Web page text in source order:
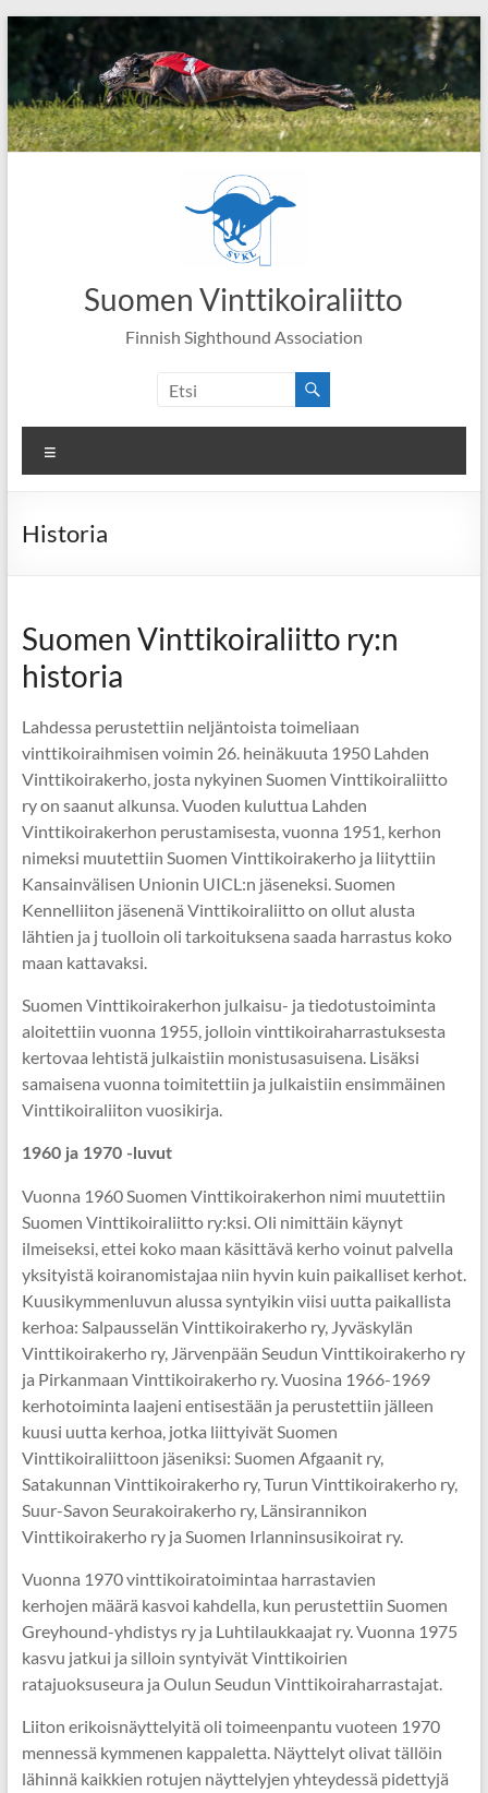
to
content
Suomen Vinttikoiraliitto
Finnish Sighthound Association
Historia
Suomen Vinttikoiraliitto ry:n
historia
Lahdessa perustettiin neljäntoista toimeliaan
vinttikoiraihmisen voimin 26. heinäkuuta 1950 Lahden
Vinttikoirakerho, josta nykyinen Suomen Vinttikoiraliitto
ry on saanut alkunsa. Vuoden kuluttua Lahden
Vinttikoirakerhon perustamisesta, vuonna 1951, kerhon
nimeksi muutettiin Suomen Vinttikoirakerho ja liityttiin
Kansainvälisen Unionin UICL:n jäseneksi. Suomen
Kennelliiton jäsenenä Vinttikoiraliitto on ollut alusta
lähtien ja j tuolloin oli tarkoituksena saada harrastus koko
maan kattavaksi.
Suomen Vinttikoirakerhon julkaisu- ja tiedotustoiminta
aloitettiin vuonna 1955, jolloin vinttikoiraharrastuksesta
kertovaa lehtistä julkaistiin monistusasuisena. Lisäksi
samaisena vuonna toimitettiin ja julkaistiin ensimmäinen
Vinttikoiraliiton vuosikirja.
1960 ja 1970 -luvut
Vuonna 1960 Suomen Vinttikoirakerhon nimi muutettiin
Suomen Vinttikoiraliitto ry:ksi. Oli nimittäin käynyt
ilmeiseksi, ettei koko maan käsittävä kerho voinut palvella
yksityistä koiranomistajaa niin hyvin kuin paikalliset kerhot.
Kuusikymmenluvun alussa syntyikin viisi uutta paikallista
kerhoa: Salpausselän Vinttikoirakerho ry, Jyväskylän
Vinttikoirakerho ry, Järvenpään Seudun Vinttikoirakerho ry
ja Pirkanmaan Vinttikoirakerho ry. Vuosina 1966-1969
kerhotoiminta laajeni entisestään ja perustettiin jälleen
kuusi uutta kerhoa, jotka liittyivät Suomen
Vinttikoiraliittoon jäseniksi: Suomen Afgaanit ry,
Satakunnan Vinttikoirakerho ry, Turun Vinttikoirakerho ry,
Suur-Savon Seurakoirakerho ry, Länsirannikon
Vinttikoirakerho ry ja Suomen Irlanninsusikoirat ry.
Vuonna 1970 vinttikoiratoimintaa harrastavien
kerhojen määrä kasvoi kahdella, kun perustettiin Suomen
Greyhound-yhdistys ry ja Luhtilaukkaajat ry. Vuonna 1975
kasvu jatkui ja silloin syntyivät Vinttikoirien
ratajuoksuseura ja Oulun Seudun Vinttikoiraharrastajat.
Liiton erikoisnäyttelyitä oli toimeenpantu vuoteen 1970
mennessä kymmenen kappaletta. Näyttelyt olivat tällöin
lähinnä kaikkien rotujen näyttelyjen yhteydessä pidettyjä